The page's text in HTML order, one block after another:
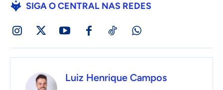
SIGA O CENTRAL NAS REDES
Luiz Henrique Campos